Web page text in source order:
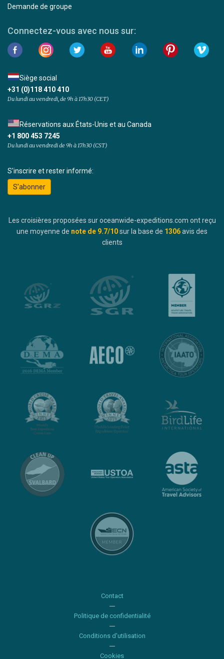
Demande de groupe
Connectez-vous avec nous sur:
Siège social
+31 (0)118 410 410
Du lundi au vendredi, de 9h à 17h30 (CET)
Réservations aux États-Unis et au Canada
+1 800 453 7245
Du lundi au vendredi de 9h à 17h30 (CST)
S'inscrire et rester informé:
S'abonner
Les croisières proposées sur oceanwide-expeditions.com ont reçu
une moyenne de note de 9.7/10sur la base de 1306avis des
clients
Contact
Politique de confidentialité
Conditions d'utilisation
Cookies